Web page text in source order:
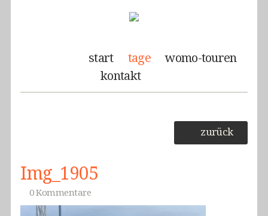
start tage
womo-touren
kontakt
zurück
Img_1905
0 Kommentare